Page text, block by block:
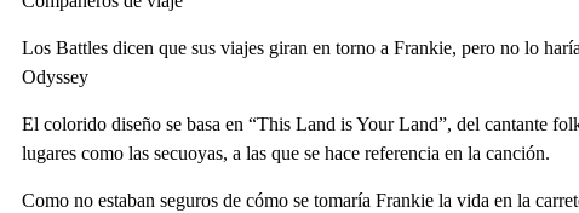
Los Battles dicen que sus viajes giran en torno a Frankie, pero no lo
Odyssey
El colorido diseño se basa en “This Land is Your Land”, del cantante
lugares como las secuoyas, a las que se hace referencia en la canción.
Como no estaban seguros de cómo se tomaría Frankie la vida en la